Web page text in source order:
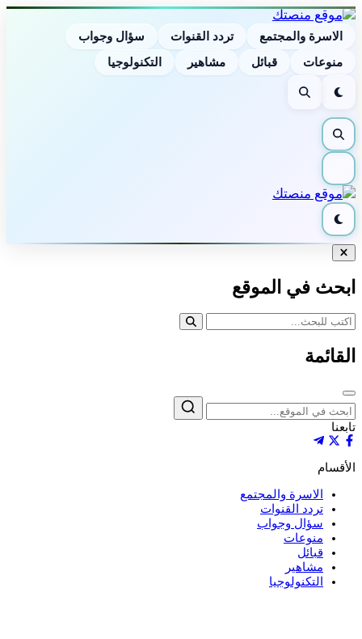
الاسرة والمجتمع تردد القنوات
سؤال وجواب
منوعات
قبائل مشاهير التكنولوجيا
الوضع
بحث
بحث
القائمة
الوضع
الليلي
إغلاق
ابحث في الموقع
القائمة
إغلاق
بحث
تابعنا
الأقسام
الاسرة والمجتمع
تردد القنوات
سؤال وجواب
منوعات
قبائل
مشاهير
التكنولوجيا